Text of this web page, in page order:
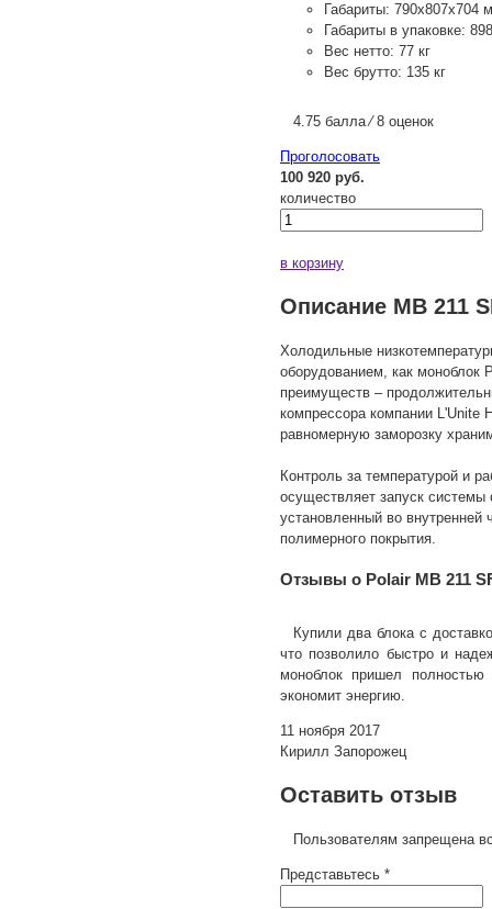
Габариты: 790х807х704
Габариты в упаковке:
Вес нетто: 77 кг
Вес брутто: 135 кг
4.75 балла ⁄ 8 оценок
Проголосовать
100 920 руб.
количество
в корзину
Описание MB 211
Холодильные
оборудованием, как моноблок
преимуществ –
компрессора компании
равномерную заморозку
Контроль за температурой и
осуществляет запуск системы
установленный во
полимерного покрытия.
Отзывы о Polair MB 211
Купили два блока с
что позволило быстро и
моноблок пришел
экономит энергию.
11 ноября 2017
Кирилл Запорожец
Оставить отзыв
Пользователям запрещена
Представьтесь *